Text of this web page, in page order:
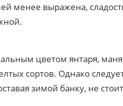
менее выражена,
цветом янтаря,
сортов. Однако
зимой банку, не